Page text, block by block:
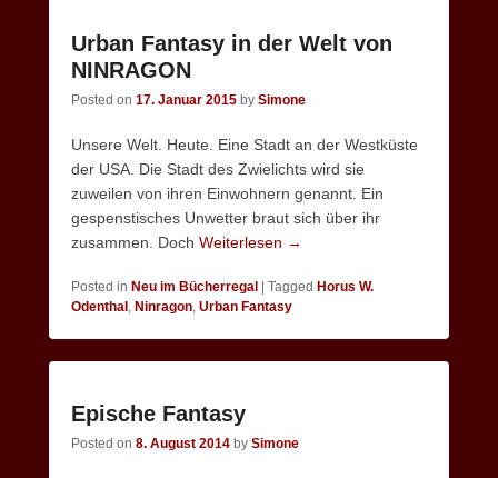
Urban Fantasy in der Welt von
NINRAGON
Posted on 17. Januar 2015 by Simone
Unsere Welt. Heute. Eine Stadt an der Westküste
der USA. Die Stadt des Zwielichts wird sie
zuweilen von ihren Einwohnern genannt. Ein
gespenstisches Unwetter braut sich über ihr
zusammen. Doch Weiterlesen →
Posted in Neu im Bücherregal Tagged Horus W.
Odenthal , Ninragon, Urban Fantasy
Epische Fantasy
Posted on 8. August 2014 by Simone